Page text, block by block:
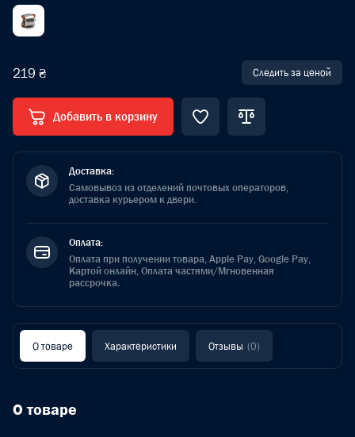
219 ₴ Следить за ценой
Добавить в корзину
Доставка:
Самовывоз из отделений почтовых операторов,
доставка курьером к двери.
Оплата:
Оплата при получении товара, Apple Pay, Google Pay,
Картой онлайн, Оплата частями/Мгновенная
рассрочка.
О товаре Характеристики Отзывы (0)
О товаре